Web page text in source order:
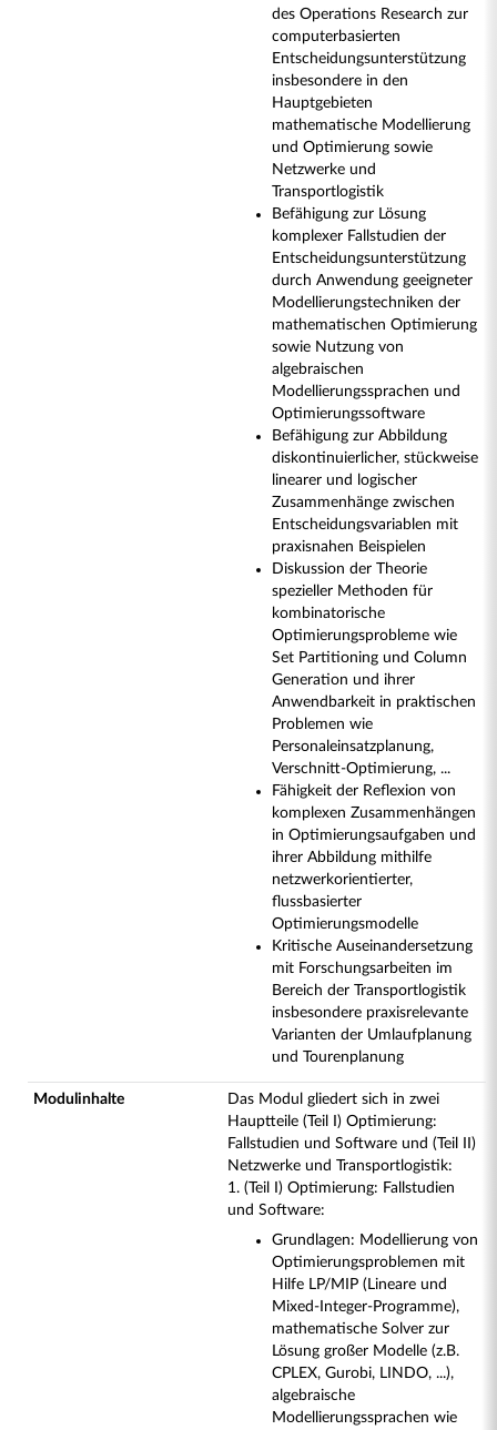
des Operations Research zur
computerbasierten
Entscheidungsunterstützung
insbesondere in den
Hauptgebieten
mathematische Modellierung
und Optimierung sowie
Netzwerke und
Transportlogistik
Befähigung zur Lösung
komplexer Fallstudien der
Entscheidungsunterstützung
durch Anwendung geeigneter
Modellierungstechniken der
mathematischen Optimierung
sowie Nutzung von
algebraischen
Modellierungssprachen und
Optimierungssoftware
Befähigung zur Abbildung
diskontinuierlicher, stückweise
linearer und logischer
Zusammenhänge zwischen
Entscheidungsvariablen mit
praxisnahen Beispielen
Diskussion der Theorie
spezieller Methoden für
kombinatorische
Optimierungsprobleme wie
Set Partitioning und Column
Generation und ihrer
Anwendbarkeit in praktischen
Problemen wie
Personaleinsatzplanung,
Verschnitt-Optimierung, ...
Fähigkeit der Reflexion von
komplexen Zusammenhängen
in Optimierungsaufgaben und
ihrer Abbildung mithilfe
netzwerkorientierter,
flussbasierter
Optimierungsmodelle
Kritische Auseinandersetzung
mit Forschungsarbeiten im
Bereich der Transportlogistik
insbesondere praxisrelevante
Varianten der Umlaufplanung
und Tourenplanung
Modulinhalte
Das Modul gliedert sich in zwei
Hauptteile (Teil I) Optimierung:
Fallstudien und Software und (Teil II)
Netzwerke und Transportlogistik:
1. (Teil I) Optimierung: Fallstudien
und Software:
Grundlagen: Modellierung von
Optimierungsproblemen mit
Hilfe LP/MIP (Lineare und
Mixed-Integer-Programme),
mathematische Solver zur
Lösung großer Modelle (z.B.
CPLEX, Gurobi, LINDO, ...),
algebraische
Modellierungssprachen wie